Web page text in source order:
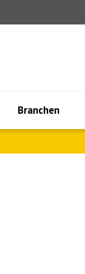
Branchen